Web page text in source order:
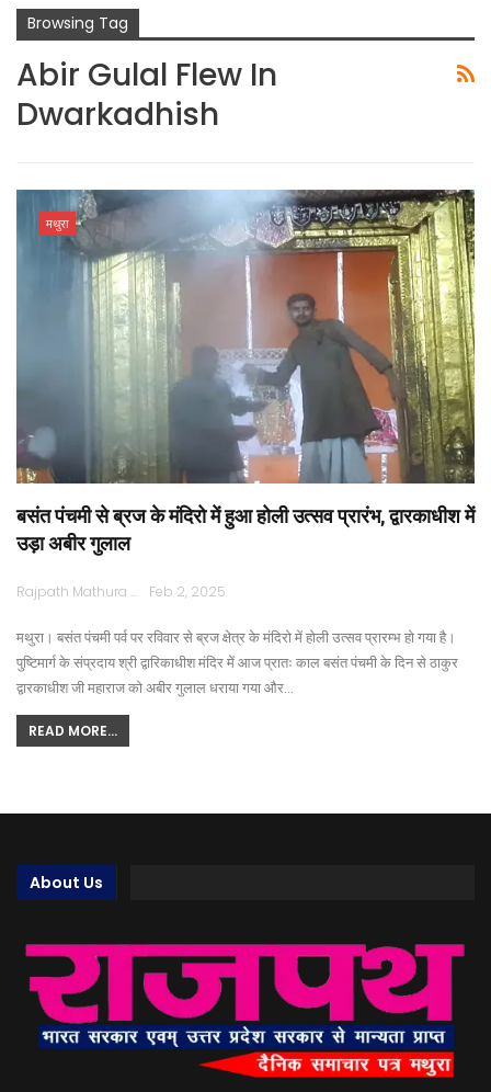
Browsing Tag
Abir Gulal Flew In
Dwarkadhish
मथुरा
बसंत पंचमी से ब्रज के मंदिरो में हुआ होली उत्सव प्रारंभ, द्वारकाधीश में
उड़ा अबीर गुलाल
Rajpath Mathura Feb 2, 2025
मथुरा। बसंत पंचमी पर्व पर रविवार से ब्रज क्षेत्र के मंदिरो में होली उत्सव प्रारम्भ हो गया है।
पुष्टिमार्ग के संप्रदाय श्री द्वारिकाधीश मंदिर में आज प्रातः काल बसंत पंचमी के दिन से ठाकुर
द्वारकाधीश जी महाराज को अबीर गुलाल धराया गया और…
READ MORE...
About Us